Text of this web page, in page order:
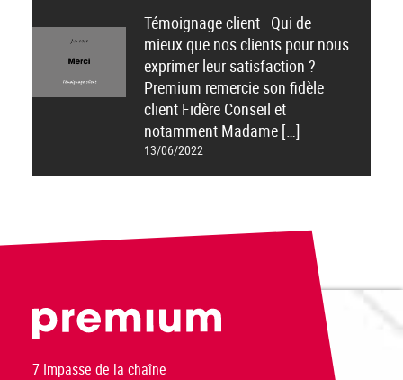
Témoignage client Qui de
mieux que nos clients pour nous
exprimer leur satisfaction ?
Premium remercie son fidèle
client Fidère Conseil et
notamment Madame […]
13/06/2022
7 Impasse de la chaîne